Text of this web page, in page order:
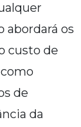
abordará os
custo de
de
da